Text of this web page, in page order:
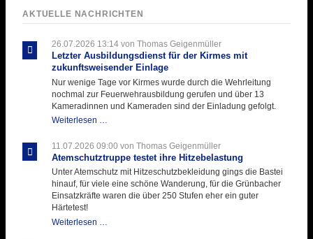
AKTUELLE NACHRICHTEN
26.07.2026 13:14von Thomas Geigenmüller
Letzter Ausbildungsdienst für der Kirmes mit
zukunftsweisender Einlage
Nur wenige Tage vor Kirmes wurde durch die Wehrleitung
nochmal zur Feuerwehrausbildung gerufen und über 13
Kameradinnen und Kameraden sind der Einladung gefolgt.
Weiterlesen …
für
der
Kirmes
mit
zukunftsweisender
11.07.2026 09:00 von Thomas Geigenmüller
Atemschutztruppe testet ihre Hitzebelastung
Unter Atemschutz mit Hitzeschutzbekleidung gings die Bastei
hinauf, für viele eine schöne Wanderung, für die Grünbacher
Einsatzkräfte waren die über 250 Stufen eher ein guter
Härtetest!
Weiterlesen …